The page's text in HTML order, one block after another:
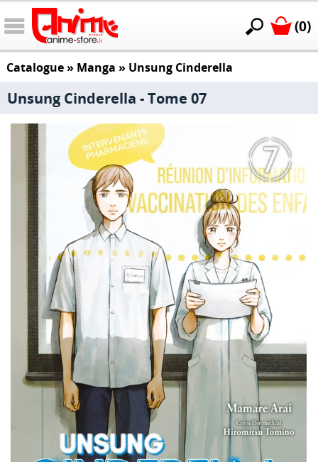
(0)
Catalogue» Manga » Unsung Cinderella
Unsung Cinderella - Tome 07